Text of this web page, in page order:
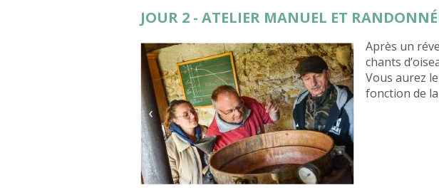
JOUR 2 - ATELIER MANUEL ET
Après un
chants
Vous aurez
fonction de